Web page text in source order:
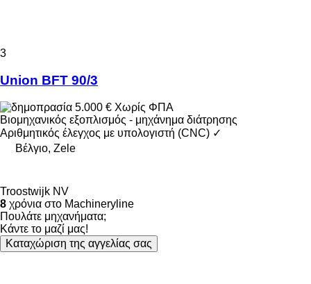
3
Union BFT 90/3
5.000 € Χωρίς ΦΠΑ
Βιομηχανικός εξοπλισμός - μηχάνημα διάτρησης
Αριθμητικός έλεγχος με υπολογιστή (CNC) ✓
Βέλγιο, Zele
Troostwijk NV
8 χρόνια στο Machineryline
Πουλάτε μηχανήματα;
Κάντε το μαζί μας!
Καταχώριση της αγγελίας σας